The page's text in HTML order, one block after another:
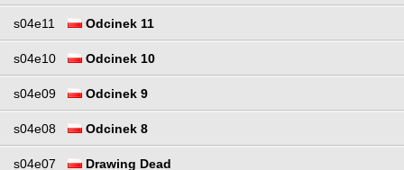
s04e11 Odcinek 11
s04e10 Odcinek 10
s04e09 Odcinek 9
s04e08 Odcinek 8
s04e07 Drawing Dead